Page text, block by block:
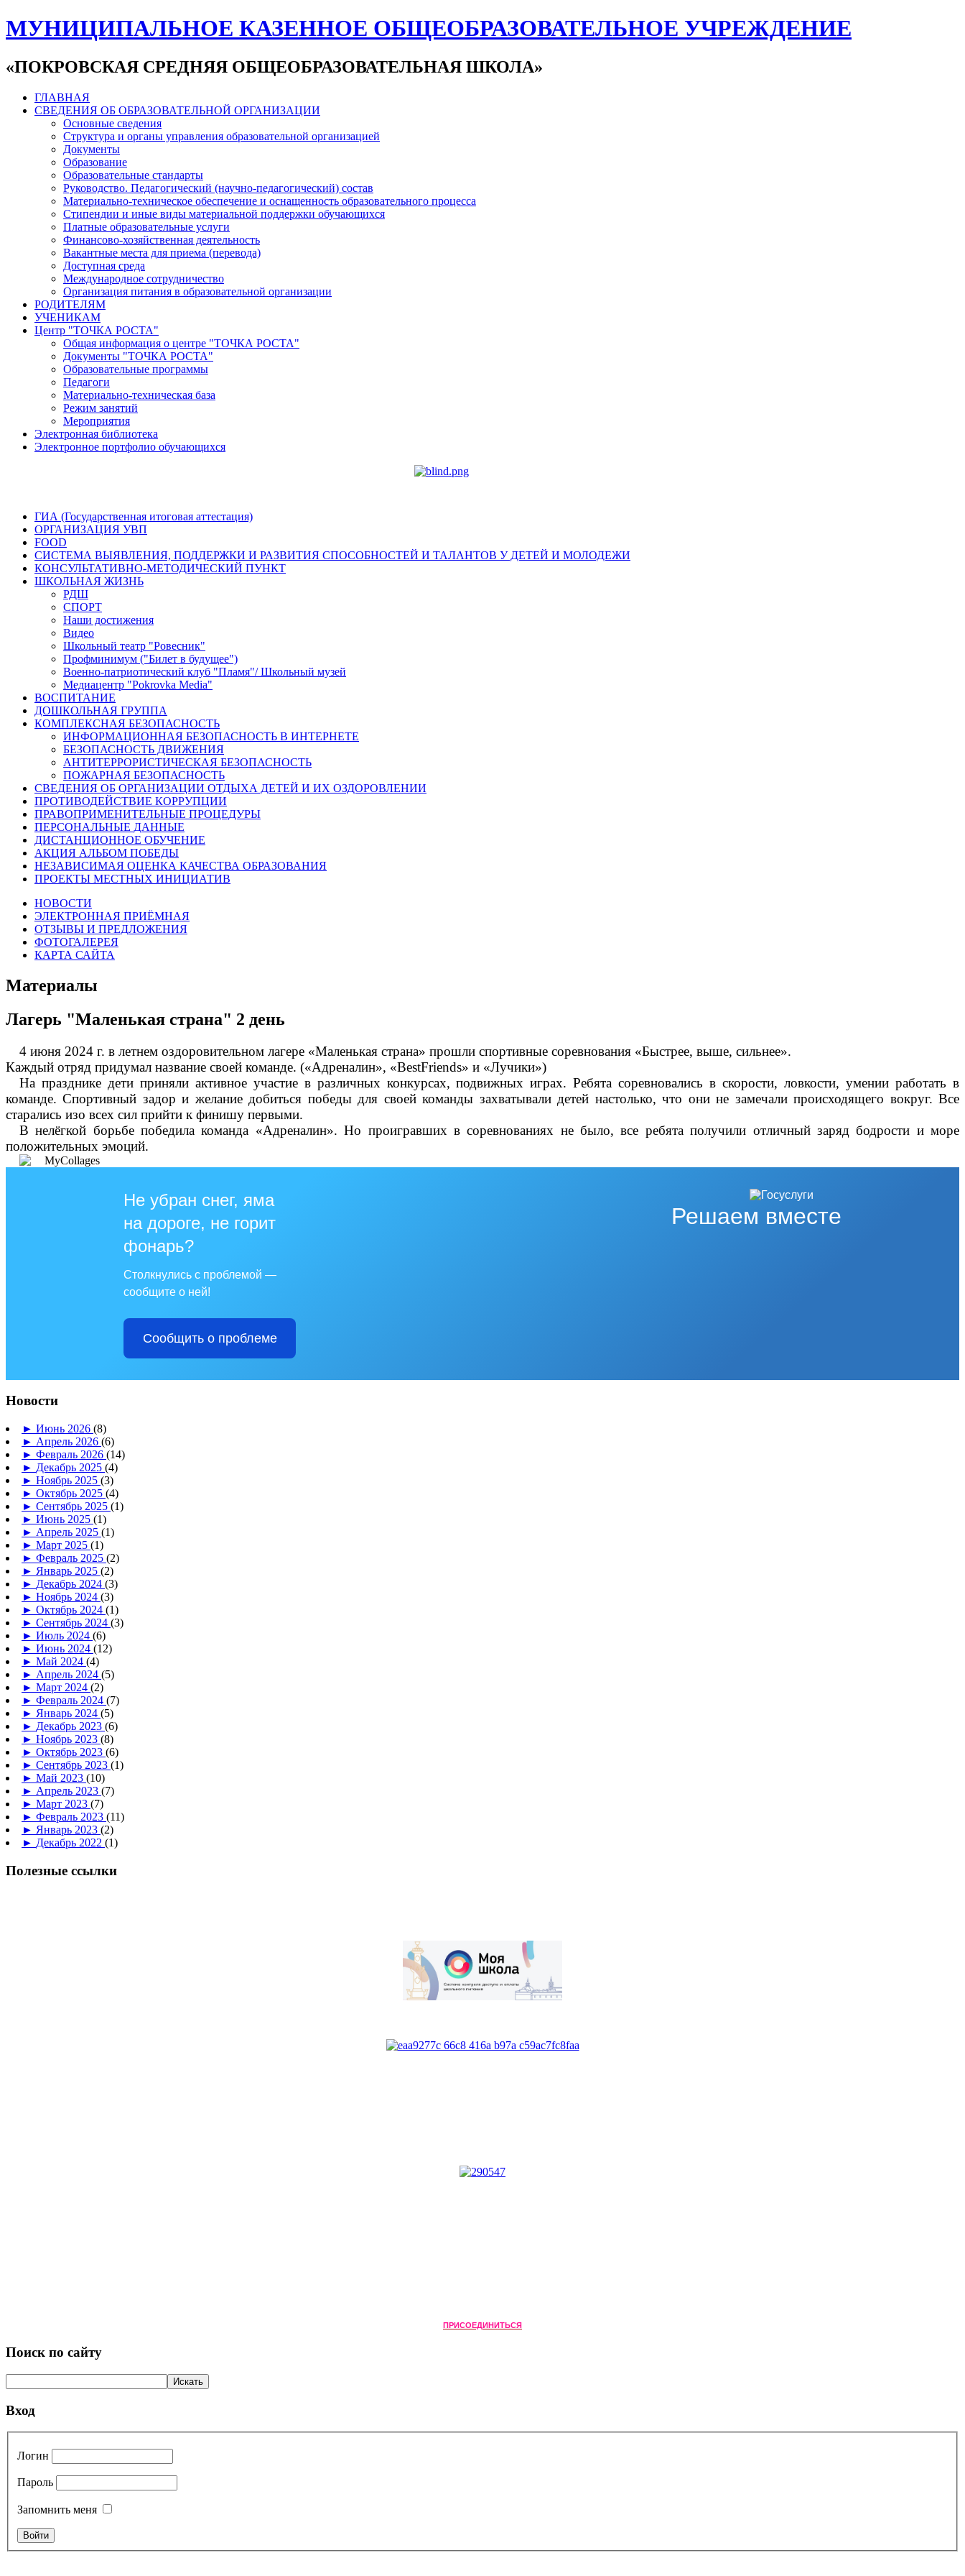
МУНИЦИПАЛЬНОЕ КАЗЕННОЕ ОБЩЕОБРАЗОВАТЕЛЬНОЕ УЧРЕЖДЕНИЕ
«ПОКРОВСКАЯ СРЕДНЯЯ ОБЩЕОБРАЗОВАТЕЛЬНАЯ ШКОЛА»
ГЛАВНАЯ
СВЕДЕНИЯ ОБ ОБРАЗОВАТЕЛЬНОЙ ОРГАНИЗАЦИИ
Основные сведения
Структура и органы управления образовательной организацией
Документы
Образование
Образовательные стандарты
Руководство. Педагогический (научно-педагогический) состав
Материально-техническое обеспечение и оснащенность образовательного процесса
Стипендии и иные виды материальной поддержки обучающихся
Платные образовательные услуги
Финансово-хозяйственная деятельность
Вакантные места для приема (перевода)
Доступная среда
Международное сотрудничество
Организация питания в образовательной организации
РОДИТЕЛЯМ
УЧЕНИКАМ
Центр "ТОЧКА РОСТА"
Общая информация о центре "ТОЧКА РОСТА"
Документы "ТОЧКА РОСТА"
Образовательные программы
Педагоги
Материально-техническая база
Режим занятий
Мероприятия
Электронная библиотека
Электронное портфолио обучающихся
ГИА (Государственная итоговая аттестация)
ОРГАНИЗАЦИЯ УВП
FOOD
СИСТЕМА ВЫЯВЛЕНИЯ, ПОДДЕРЖКИ И РАЗВИТИЯ СПОСОБНОСТЕЙ И ТАЛАНТОВ У ДЕТЕЙ И МОЛОДЕЖИ
КОНСУЛЬТАТИВНО-МЕТОДИЧЕСКИЙ ПУНКТ
ШКОЛЬНАЯ ЖИЗНЬ
РДШ
СПОРТ
Наши достижения
Видео
Школьный театр "Ровесник"
Профминимум ("Билет в будущее")
Военно-патриотический клуб "Пламя"/ Школьный музей
Медиацентр "Pokrovka Media"
ВОСПИТАНИЕ
ДОШКОЛЬНАЯ ГРУППА
КОМПЛЕКСНАЯ БЕЗОПАСНОСТЬ
ИНФОРМАЦИОННАЯ БЕЗОПАСНОСТЬ В ИНТЕРНЕТЕ
БЕЗОПАСНОСТЬ ДВИЖЕНИЯ
АНТИТЕРРОРИСТИЧЕСКАЯ БЕЗОПАСНОСТЬ
ПОЖАРНАЯ БЕЗОПАСНОСТЬ
СВЕДЕНИЯ ОБ ОРГАНИЗАЦИИ ОТДЫХА ДЕТЕЙ И ИХ ОЗДОРОВЛЕНИИ
ПРОТИВОДЕЙСТВИЕ КОРРУПЦИИ
ПРАВОПРИМЕНИТЕЛЬНЫЕ ПРОЦЕДУРЫ
ПЕРСОНАЛЬНЫЕ ДАННЫЕ
ДИСТАНЦИОННОЕ ОБУЧЕНИЕ
АКЦИЯ АЛЬБОМ ПОБЕДЫ
НЕЗАВИСИМАЯ ОЦЕНКА КАЧЕСТВА ОБРАЗОВАНИЯ
ПРОЕКТЫ МЕСТНЫХ ИНИЦИАТИВ
НОВОСТИ
ЭЛЕКТРОННАЯ ПРИЁМНАЯ
ОТЗЫВЫ И ПРЕДЛОЖЕНИЯ
ФОТОГАЛЕРЕЯ
КАРТА САЙТА
Материалы
Лагерь "Маленькая страна" 2 день
4 июня 2024 г. в летнем оздоровительном лагере «Маленькая страна» прошли спортивные соревнования «Быстрее, выше, сильнее».
Каждый отряд придумал название своей команде. («Адреналин», «BestFriends» и «Лучики»)
На празднике дети приняли активное участие в различных конкурсах, подвижных играх. Ребята соревновались в скорости, ловкости, умении работать в
команде.Спортивный задор и желание добиться победы для своей команды захватывали детей настолько, что они не замечали происходящего вокруг. Все
старались изо всех сил прийти к финишу первыми.
В нелёгкой борьбе победила команда «Адреналин». Но проигравших в соревнованиях не было, все ребятаполучили отличный заряд бодрости и море
положительных эмоций.
Решаем вместе
Не убран снег, яма
на дороге, не горит
фонарь?
Столкнулись с проблемой —
сообщите о ней!
Сообщить о проблеме
Новости
► Июнь 2026 (8)
► Апрель 2026 (6)
► Февраль 2026 (14)
► Декабрь 2025 (4)
► Ноябрь 2025 (3)
► Октябрь 2025 (4)
► Сентябрь 2025 (1)
► Июнь 2025 (1)
► Апрель 2025 (1)
► Март 2025 (1)
► Февраль 2025 (2)
► Январь 2025 (2)
► Декабрь 2024 (3)
► Ноябрь 2024 (3)
► Октябрь 2024 (1)
► Сентябрь 2024 (3)
► Июль 2024 (6)
► Июнь 2024 (12)
► Май 2024 (4)
► Апрель 2024 (5)
► Март 2024 (2)
► Февраль 2024 (7)
► Январь 2024 (5)
► Декабрь 2023 (6)
► Ноябрь 2023 (8)
► Октябрь 2023 (6)
► Сентябрь 2023 (1)
► Май 2023 (10)
► Апрель 2023 (7)
► Март 2023 (7)
► Февраль 2023 (11)
► Январь 2023 (2)
► Декабрь 2022 (1)
Полезные ссылки
ПРИСОЕДИНИТЬСЯ
Поиск по сайту
Вход
Логин
Пароль
Запомнить меня